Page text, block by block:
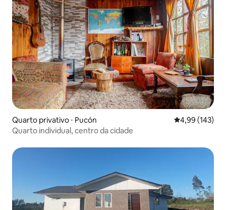
Quarto privativo ⋅ Pucón 4,99 de uma
4,99 (143)
Quarto individual, centro da cidade